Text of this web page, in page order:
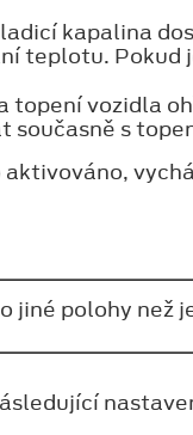
kapalina
teplotu.
vozidla
s
polohy než